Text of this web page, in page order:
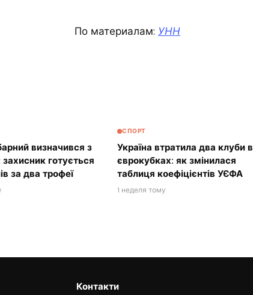
По материалам: УНН
визначився з
готується
за два трофеї
СПОРТ
Україна втратила два клуби в
єврокубках: як змінилася
таблиця коефіцієнтів УЄФА
1 неделя тому
Контакти